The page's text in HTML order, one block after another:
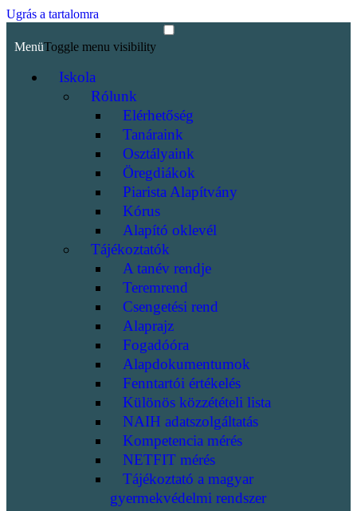
Ugrás a tartalomra
MenüToggle menu visibility
Iskola
Rólunk
Elérhetőség
Tanáraink
Osztályaink
Öregdiákok
Piarista Alapítvány
Kórus
Alapító oklevél
Tájékoztatók
A tanév rendje
Teremrend
Csengetési rend
Alaprajz
Fogadóóra
Alapdokumentumok
Fenntartói értékelés
Különös közzétételi lista
NAIH adatszolgáltatás
Kompetencia mérés
NETFIT mérés
Tájékoztató a magyar
gyermekvédelmi rendszer